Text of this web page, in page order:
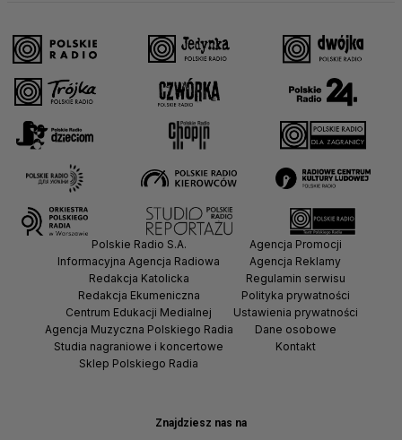
Znajdziesz nas na
Polskie Radio S.A.
Informacyjna Agencja Radiowa
Redakcja Katolicka
Redakcja Ekumeniczna
Centrum Edukacji Medialnej
Agencja Muzyczna Polskiego Radia
Studia nagraniowe i koncertowe
Sklep Polskiego Radia
Agencja Promocji
Agencja Reklamy
Regulamin serwisu
Polityka prywatności
Ustawienia prywatności
Dane osobowe
Kontakt